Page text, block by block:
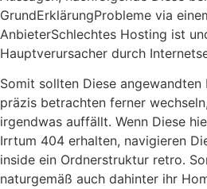
GrundErklärungProbleme via
AnbieterSchlechtes Hosting ist
Hauptverursacher durch
Somit sollten Diese angewandten
präzis betrachten ferner
irgendwas auffällt. Wenn Diese
Irrtum 404 erhalten, navigieren
inside ein Ordnerstruktur retro.
naturgemäß auch dahinter ihr